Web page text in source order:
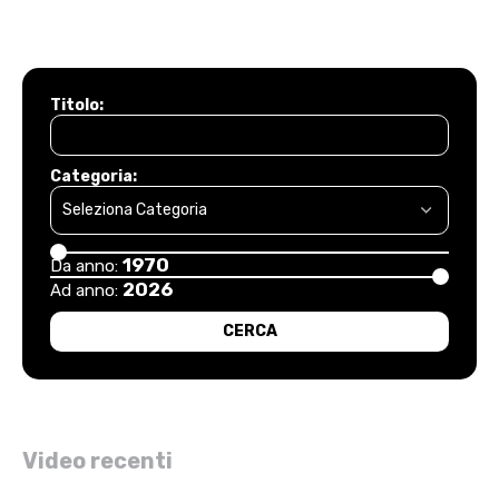
Titolo:
Categoria:
Da anno: 1970
Ad anno: 2026
Video recenti